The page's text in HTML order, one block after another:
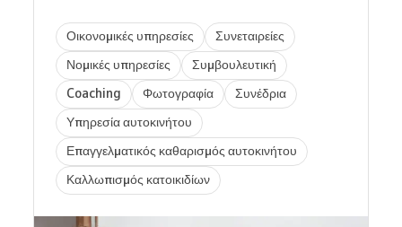
Οικονομικές υπηρεσίες
Συνεταιρείες
Νομικές υπηρεσίες
Συμβουλευτική
Coaching
Φωτογραφία
Συνέδρια
Υπηρεσία αυτοκινήτου
Επαγγελματικός καθαρισμός αυτοκινήτου
Καλλωπισμός κατοικιδίων